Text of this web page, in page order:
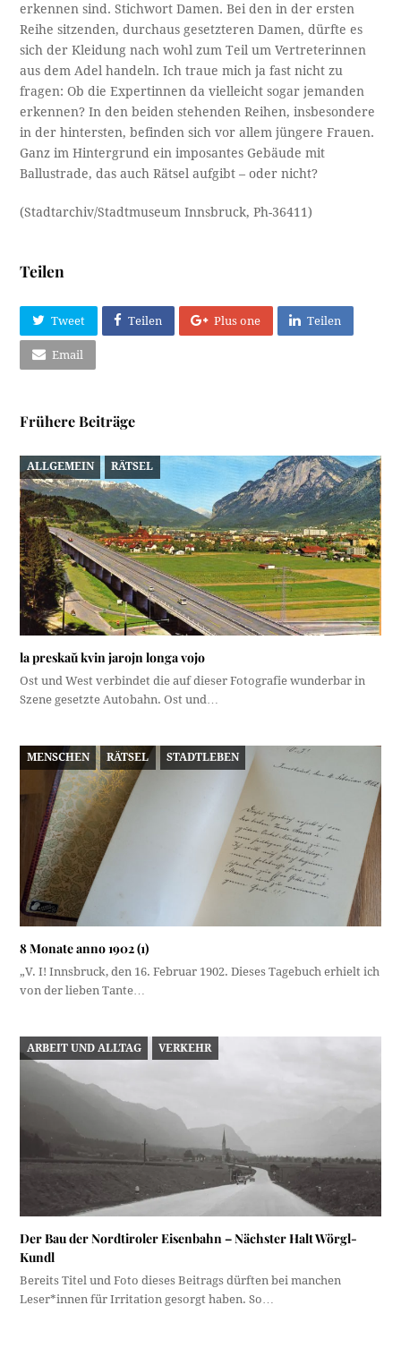
erkennen sind. Stichwort Damen. Bei den in der ersten
Reihe sitzenden, durchaus gesetzteren Damen, dürfte es
sich der Kleidung nach wohl zum Teil um Vertreterinnen
aus dem Adel handeln. Ich traue mich ja fast nicht zu
fragen: Ob die Expertinnen da vielleicht sogar jemanden
erkennen? In den beiden stehenden Reihen, insbesondere
in der hintersten, befinden sich vor allem jüngere Frauen.
Ganz im Hintergrund ein imposantes Gebäude mit
Ballustrade, das auch Rätsel aufgibt – oder nicht?
(Stadtarchiv/Stadtmuseum Innsbruck, Ph-36411)
Teilen
Tweet Teilen Plus one Teilen
Email
Frühere Beiträge
ALLGEMEIN RÄTSEL
la preskaŭ kvin jarojn longa vojo
Ost und West verbindet die auf dieser Fotografie wunderbar in
Szene gesetzte Autobahn. Ost und…
MENSCHEN RÄTSEL STADTLEBEN
8 Monate anno 1902 (1)
„V. I! Innsbruck, den 16. Februar 1902. Dieses Tagebuch erhielt ich
von der lieben Tante…
ARBEIT UND ALLTAG VERKEHR
Der Bau der Nordtiroler Eisenbahn – Nächster Halt Wörgl-
Kundl
Bereits Titel und Foto dieses Beitrags dürften bei manchen
Leser*innen für Irritation gesorgt haben. So…